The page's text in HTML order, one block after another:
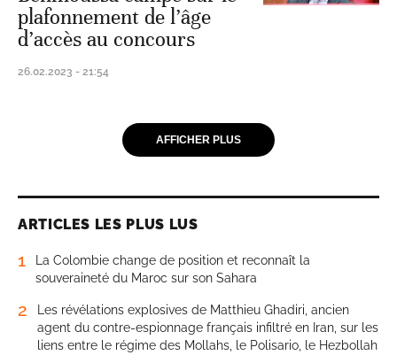
plafonnement de l’âge
d’accès au concours
26.02.2023 - 21:54
AFFICHER PLUS
ARTICLES LES PLUS LUS
1
La Colombie change de position et reconnaît la
souveraineté du Maroc sur son Sahara
2
Les révélations explosives de Matthieu Ghadiri, ancien
agent du contre-espionnage français infiltré en Iran, sur les
liens entre le régime des Mollahs, le Polisario, le Hezbollah